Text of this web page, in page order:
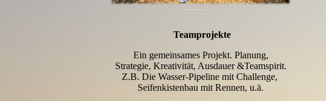
Teamprojekte
Ein gemeinsames Projekt. Planung,
Strategie, Kreativität, Ausdauer &Teamspirit.
Z.B. Die Wasser-Pipeline mit Challenge,
Seifenkistenbau mit Rennen, u.ä.